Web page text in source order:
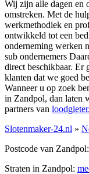
Wij zijn alle dagen en
omstreken. Met de
werkmethodiek en
ontwikkeld tot een
onderneming werken
sub ondernemers
direct beschikbaar. Er
klanten dat we goed
Wanneer u op zoek
in Zandpol, dan laten
partners van
Slotenmaker-24.nl »
Postcode van
Straten in Zandpol: